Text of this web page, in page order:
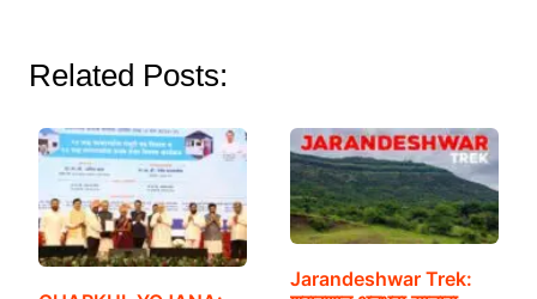
Related Posts:
Jarandeshwar Trek: